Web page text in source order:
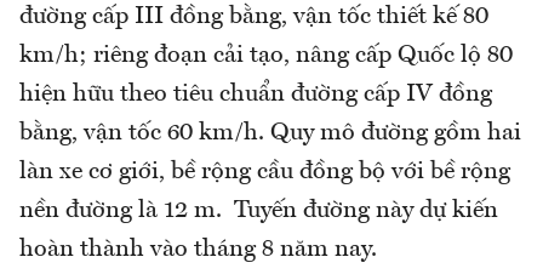
đường cấp III đồng bằng, vận tốc thiết kế 80
km/h; riêng đoạn cải tạo, nâng cấp Quốc lộ 80
hiện hữu theo tiêu chuẩn đường cấp IV đồng
bằng, vận tốc 60 km/h. Quy mô đường gồm hai
làn xe cơ giới, bề rộng cầu đồng bộ với bề rộng
nền đường là 12 m. Tuyến đường này dự kiến
hoàn thành vào tháng 8 năm nay.